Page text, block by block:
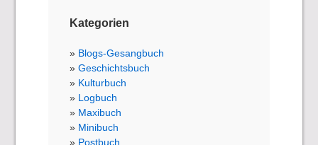
Kategorien
Blogs-Gesangbuch
Geschichtsbuch
Kulturbuch
Logbuch
Maxibuch
Minibuch
Postbuch